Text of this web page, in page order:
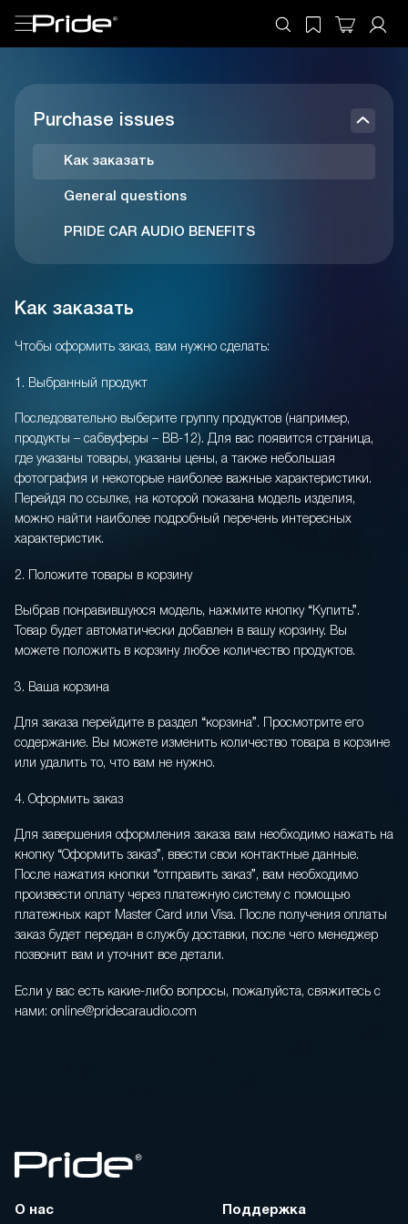
Purchase issues
Как заказать
General questions
PRIDE CAR AUDIO BENEFITS
Как заказать
Чтобы оформить заказ, вам нужно сделать:
1. Выбранный продукт
Последовательно выберите группу продуктов (например,
продукты – сабвуферы – BB-12). Для вас появится страница,
где указаны товары, указаны цены, а также небольшая
фотография и некоторые наиболее важные характеристики.
Перейдя по ссылке, на которой показана модель изделия,
можно найти наиболее подробный перечень интересных
характеристик.
2. Положите товары в корзину
Выбрав понравившуюся модель, нажмите кнопку “Купить”.
Товар будет автоматически добавлен в вашу корзину. Вы
можете положить в корзину любое количество продуктов.
3. Ваша корзина
Для заказа перейдите в раздел “корзина”. Просмотрите его
содержание. Вы можете изменить количество товара в корзине
или удалить то, что вам не нужно.
4. Оформить заказ
Для завершения оформления заказа вам необходимо нажать на
кнопку “Оформить заказ”, ввести свои контактные данные.
После нажатия кнопки “отправить заказ”, вам необходимо
произвести оплату через платежную систему с помощью
платежных карт Master Card или Visa. После получения оплаты
заказ будет передан в службу доставки, после чего менеджер
позвонит вам и уточнит все детали.
Если у вас есть какие-либо вопросы, пожалуйста, свяжитесь с
нами: online@pridecaraudio.com
О нас Поддержка